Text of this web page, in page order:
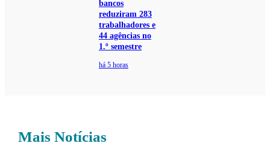
bancos
reduziram 283
trabalhadores e
44 agências no
1.º semestre
há 5 horas
Mais Notícias